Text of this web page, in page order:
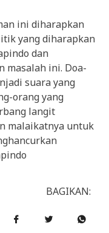
ini diharapkan
yang diharapkan
dan
masalah ini. Doa-
suara yang
orang yang
langit
malaikatnya untuk
BAGIKAN: